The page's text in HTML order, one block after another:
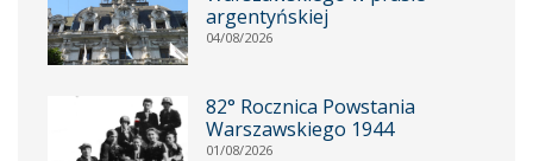
argentyńskiej
04/08/2026
82° Rocznica Powstania
Warszawskiego 1944
01/08/2026